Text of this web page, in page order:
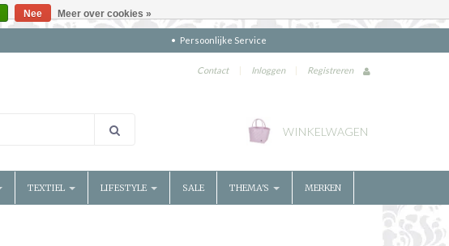
Persoonlijke Service
Contact | Inloggen | Registreren
WINKELWAGEN
TEXTIEL LIFESTYLE SALE THEMA'S MERKEN
Nee Meer over cookies »